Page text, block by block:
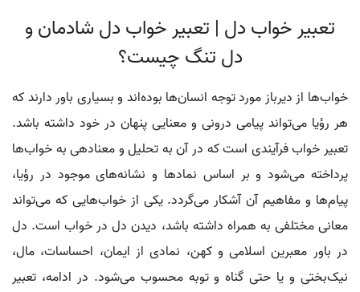
تعبیر خواب دل | تعبیر خواب دل شادمان و
دل تنگ چیست؟
خواب‌ها از دیرباز مورد توجه انسان‌ها بوده‌اند و بسیاری باور دارند که
هر رؤیا می‌تواند پیامی درونی و معنایی پنهان در خود داشته باشد.
تعبیر خواب فرآیندی است که در آن به تحلیل و معنادهی به خواب‌ها
پرداخته می‌شود و بر اساس نمادها و نشانه‌های موجود در رؤیا،
پیام‌ها و مفاهیم آن آشکار می‌گردد. یکی از خواب‌هایی که می‌تواند
معانی مختلفی به همراه داشته باشد، دیدن دل در خواب است. دل
در باور معبرین اسلامی و کهن، نمادی از ایمان، احساسات، مال،
نیک‌بختی و یا حتی گناه و توبه محسوب می‌شود. در ادامه، تعبیر